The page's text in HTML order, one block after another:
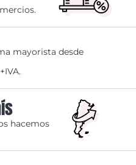
mayorista desde
+IVA.
hacemos